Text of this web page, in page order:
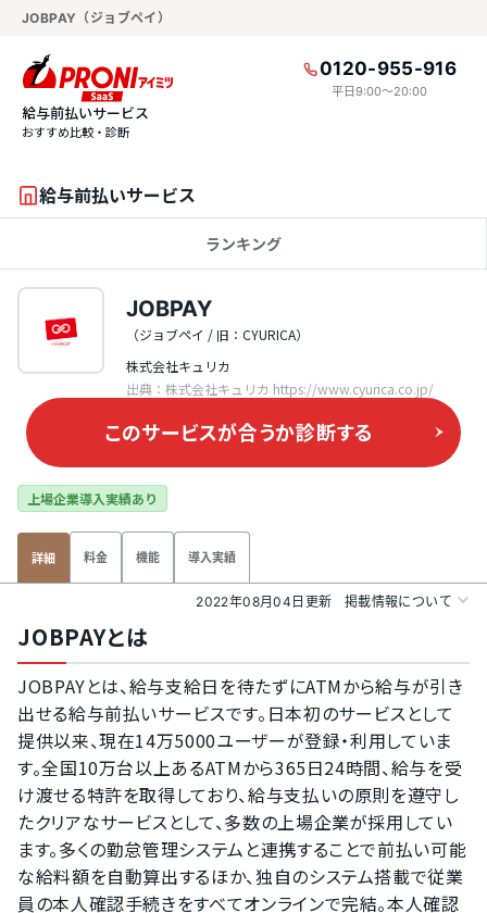
JOBPAY（ジョブペイ）
0120-955-916
平日9:00〜20:00
給与前払いサービス
おすすめ比較・診断
給与前払いサービス
ランキング
JOBPAY
（ジョブペイ / 旧：CYURICA）
株式会社キュリカ
出典：株式会社キュリカ https://www.cyurica.co.jp/
このサービスが合うか診断する
上場企業導入実績あり
詳細 料金 機能 導入実績
2022年08月04日更新 掲載情報について
JOBPAYとは
JOBPAYとは、給与支給日を待たずにATMから給与が引き
出せる給与前払いサービスです。日本初のサービスとして
提供以来、現在14万5000ユーザーが登録・利用していま
す。全国10万台以上あるATMから365日24時間、給与を受
け渡せる特許を取得しており、給与支払いの原則を遵守し
たクリアなサービスとして、多数の上場企業が採用してい
ます。多くの勤怠管理システムと連携することで前払い可能
な給料額を自動算出するほか、独自のシステム搭載で従業
員の本人確認手続きをすべてオンラインで完結。本人確認